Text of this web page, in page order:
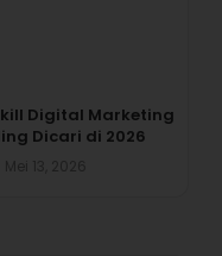
Digital Marketing
Dicari di 2026